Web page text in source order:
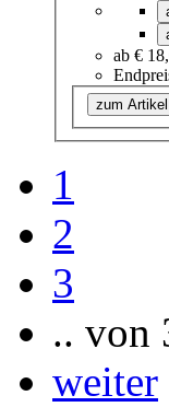
ab €
zum Artikel
1
2
3
.. von
weiter